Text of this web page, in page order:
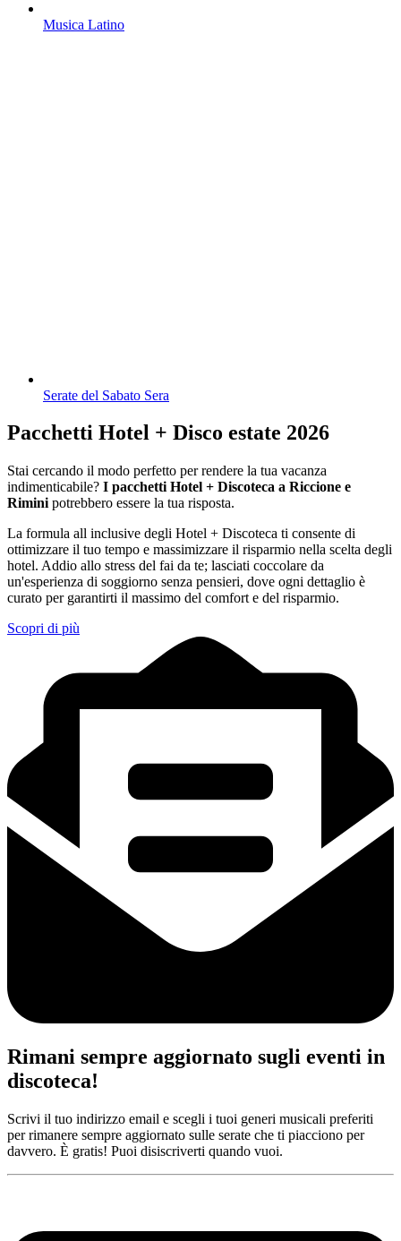
Musica Latino
Serate del Sabato Sera
Pacchetti Hotel + Disco estate 2026
Stai cercando il modo perfetto per rendere la tua vacanza
indimenticabile? I pacchetti Hotel + Discoteca a Riccione e
Rimini potrebbero essere la tua risposta.
La formula all inclusive degli Hotel + Discoteca ti consente di
ottimizzare il tuo tempo e massimizzare il risparmio nella scelta degli
hotel. Addio allo stress del fai da te; lasciati coccolare da
un'esperienza di soggiorno senza pensieri, dove ogni dettaglio è
curato per garantirti il massimo del comfort e del risparmio.
Scopri di più
Rimani sempre aggiornato sugli eventi in
discoteca!
Scrivi il tuo indirizzo email e scegli i tuoi generi musicali preferiti
per rimanere sempre aggiornato sulle serate che ti piacciono per
davvero. È gratis! Puoi disiscriverti quando vuoi.